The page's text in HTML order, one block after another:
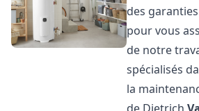
des
pour vous
de notre
spécialisés
la